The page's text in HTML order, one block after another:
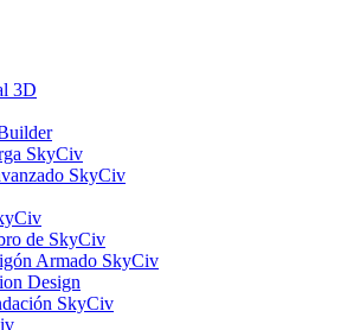
3D
SkyCiv
SkyCiv
de SkyCiv
Armado SkyCiv
Design
SkyCiv